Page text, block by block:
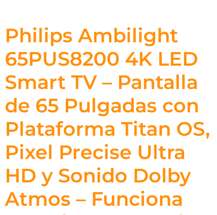
Philips Ambilight
65PUS8200 4K LED
Smart TV – Pantalla
de 65 Pulgadas con
Plataforma Titan OS,
Pixel Precise Ultra
HD y Sonido Dolby
Atmos – Funciona